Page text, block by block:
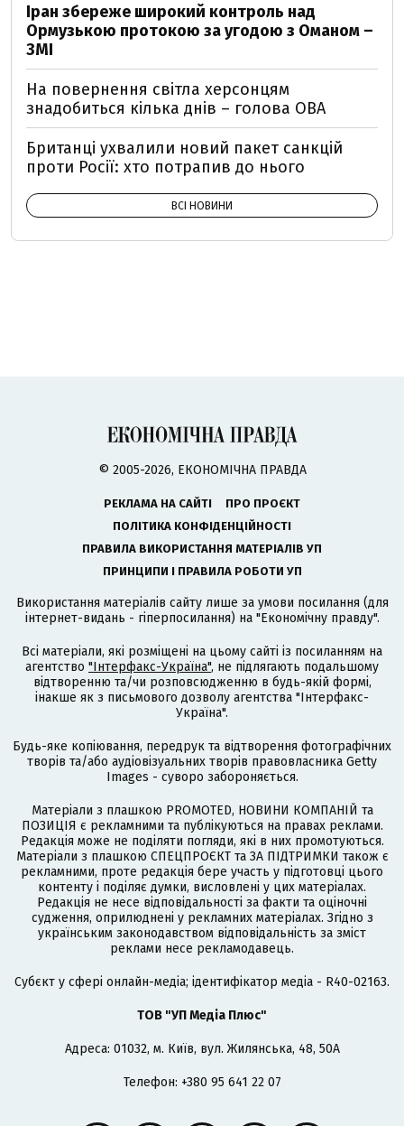
Іран збереже широкий контроль над
Ормузькою протокою за угодою з Оманом –
ЗМІ
На повернення світла херсонцям
знадобиться кілька днів – голова ОВА
Британці ухвалили новий пакет санкцій
проти Росії: хто потрапив до нього
ВСІ НОВИНИ
© 2005-2026, ЕКОНОМІЧНА ПРАВДА
РЕКЛАМА НА САЙТІ
ПРО ПРОЄКТ
ПОЛІТИКА КОНФІДЕНЦІЙНОСТІ
ПРАВИЛА ВИКОРИСТАННЯ МАТЕРІАЛІВ УП
ПРИНЦИПИ І ПРАВИЛА РОБОТИ УП
Використання матеріалів сайту лише за умови посилання (для
інтернет-видань - гіперпосилання) на "Економічну правду".
Всі матеріали, які розміщені на цьому сайті із посиланням на
агентство "Інтерфакс-Україна", не підлягають подальшому
відтворенню та/чи розповсюдженню в будь-якій формі,
інакше як з письмового дозволу агентства "Інтерфакс-
Україна".
Будь-яке копіювання, передрук та відтворення фотографічних
творів та/або аудіовізуальних творів правовласника Getty
Images - суворо забороняється.
Матеріали з плашкою PROMOTED, НОВИНИ КОМПАНІЙ та
ПОЗИЦІЯ є рекламними та публікуються на правах реклами.
Редакція може не поділяти погляди, які в них промотуються.
Матеріали з плашкою СПЕЦПРОЄКТ та ЗА ПІДТРИМКИ також є
рекламними, проте редакція бере участь у підготовці цього
контенту і поділяє думки, висловлені у цих матеріалах.
Редакція не несе відповідальності за факти та оціночні
судження, оприлюднені у рекламних матеріалах. Згідно з
українським законодавством відповідальність за зміст
реклами несе рекламодавець.
Cубєкт у сфері онлайн-медіа; ідентифікатор медіа - R40-02163.
ТОВ "УП Медіа Плюс"
Адреса: 01032, м. Київ, вул. Жилянська, 48, 50А
Телефон: +380 95 641 22 07